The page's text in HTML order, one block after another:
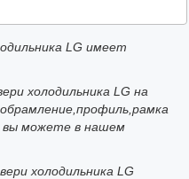
LG имеет
холодильника LG на
вы можете в нашем
холодильника LG